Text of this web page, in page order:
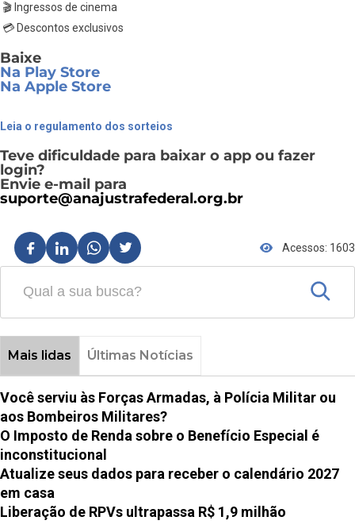
🎬 Ingressos de cinema
💳 Descontos exclusivos
Baixe
Na Play Store
Na Apple Store
Leia o regulamento dos sorteios
Teve dificuldade para baixar o app ou fazer
login?
Envie e-mail para
suporte@anajustrafederal.org.br
Acessos: 1603
Mais lidas Últimas Notícias
Você serviu às Forças Armadas, à Polícia Militar ou
aos Bombeiros Militares?
O Imposto de Renda sobre o Benefício Especial é
inconstitucional
Atualize seus dados para receber o calendário 2027
em casa
Liberação de RPVs ultrapassa R$ 1,9 milhão